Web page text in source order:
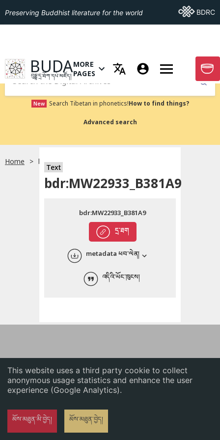
This website uses a third party cookie to collect
anonymous usage statistics and enhance the user
experience (Google Analytics).
མོས་མཐུན་མི་བྱེད། མོས་མཐུན་བྱེད།
English
ភាសាខ្មែរ
Preserving Buddhist literature for the world Go ToBDRC
GO TO HOMEPAGE
BUDA
བུདྡྷ་དྲ་ཐོག་དཔེ་མཛོད།
OPEN MENU OF MORE PAGES
MORE
PAGES
GO
Submit
New Search Tibetan in phonetics!How to find things?
Advanced search
Home bdr:MW22933_B381A9
Text
bdr:MW22933_B381A9
དྲ་ཐག
bdr:MW22933_B381A9
metadata ཕབ་ལེན།
འདིའི་ཡོང་ཁུངས།